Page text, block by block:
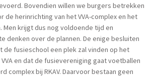
Bovendien willen we burgers betrekken
de herinrichting van het VVA-complex en het
Men krijgt dus nog voldoende tijd en
denken over de plannen. De enige besluiten
de fusieschool een plek zal vinden op het
en dat de fusievereniging gaat voetballen
complex bij RKAV. Daarvoor bestaan geen